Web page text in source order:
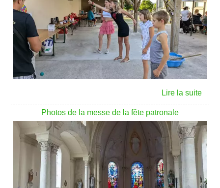
Photos de la messe de la fête patronale